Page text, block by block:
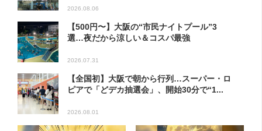
2026.08.06
【500円〜】大阪の“市民ナイトプール”3
選…夜だから涼しい＆コスパ最強
2026.07.31
【全国初】大阪で朝から行列…スーパー・ロ
ピアで「どデカ抽選会」、開始30分で“1...
2026.08.01